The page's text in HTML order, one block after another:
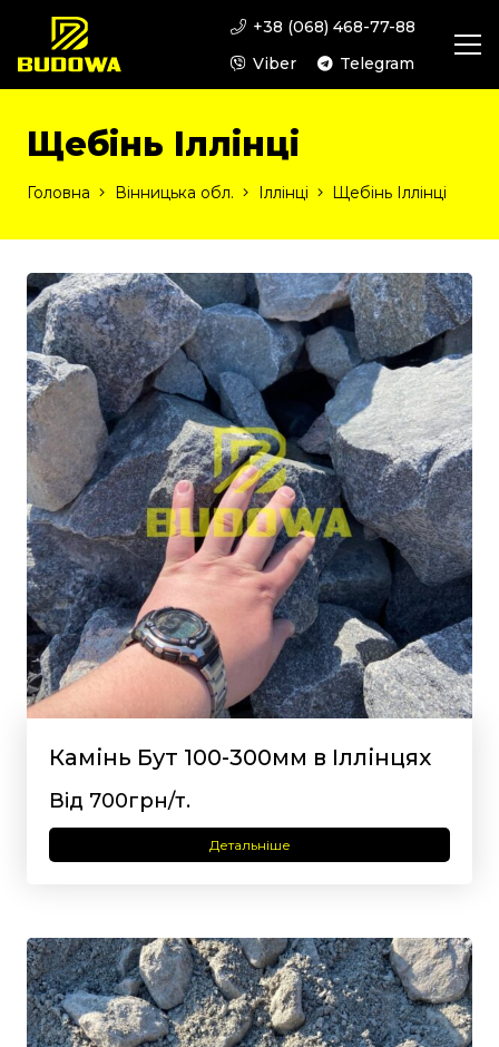
+38 (068) 468-77-88
Viber
Telegram
Щебінь Іллінці
Головна Вінницька обл. Іллінці Щебінь Іллінці
Камінь Бут 100-300мм в Іллінцях
Від 700грн/т.
Детальніше